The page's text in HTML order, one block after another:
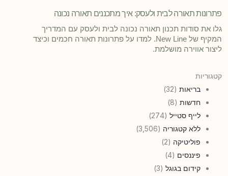
פתרונות תאורה לבית ולעסק: איך מתכננים תאורה נכונה
גלו את סודות תכנון תאורה נכונה לבית ולעסק עם המדריך
המקיף של New Line. למדו על פתרונות תאורה חכמים וכיצד
ליצור אווירה מושלמת.
קטגוריות
בריאות (32)
חדשות (8)
לייף סטייל (274)
ללא קטגוריה (3,506)
פוליטיקה (2)
פיננסים (4)
קידום בגוגל (3)